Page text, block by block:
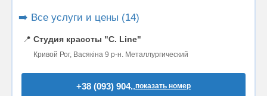
➡️ Все услуги и цены (14)
📍 Студия красоты "C. Line"
Кривой Рог, Васякіна 9 р-н. Металлургический
+38 (093) 904..показать номер